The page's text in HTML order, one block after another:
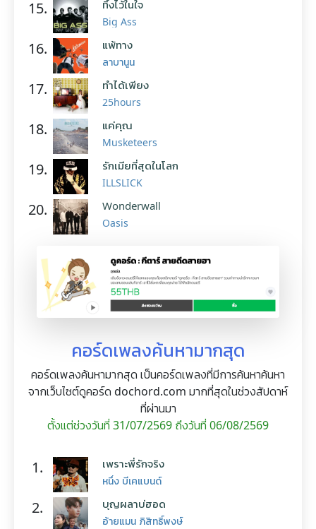
15. ทิ้งไว้ในใจ
Big Ass
16. แพ้ทาง
ลาบานูน
17. ทำได้เพียง
25hours
18. แค่คุณ
Musketeers
19. รักเมียที่สุดในโลก
ILLSLICK
20. Wonderwall
Oasis
คอร์ดเพลงค้นหามากสุด
คอร์ดเพลงค้นหามากสุด เป็นคอร์ดเพลงที่มีการค้นหาค้นหา
จากเว็บไซต์ดูคอร์ด dochord.com มากที่สุดในช่วงสัปดาห์
ที่ผ่านมา
ตั้งแต่ช่วงวันที่ 31/07/2569 ถึงวันที่ 06/08/2569
1. เพราะพี่รักจริง
หนึ่ง บีเคแบนด์
2. บุญผลาบ่ฮอด
อ้ายแมน ภิสิทธิ์พงษ์